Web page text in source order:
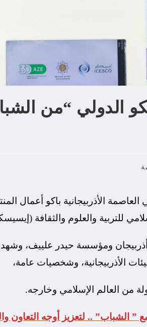
الدولي “من
اليوم الأربعاء (26 يونيو 2024) في العاصمة
للتربية والعلوم والثقافة
أذربيجان ومؤسسة حيدر علييف،
الأذربيجانية، وشخصيات عامة،
” الشباب” .. لتعزيز أوجه التعاون